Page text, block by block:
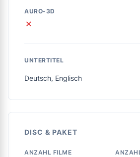
AURO-3D
✗
UNTERTITEL
Deutsch, Englisch
DISC & PAKET
ANZAHL FILME